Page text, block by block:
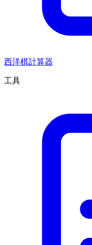
西洋棋計算器
工具